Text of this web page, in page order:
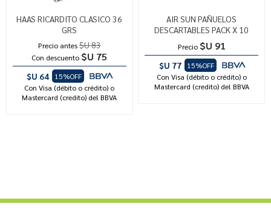
HAAS RICARDITO CLASICO 36
GRS
Precio antes$U 83
Con descuento $U 75
$U 64
15%OFF
Con Visa (débito o crédito) o
Mastercard (credito) del BBVA
AIR SUN PAÑUELOS
DESCARTABLES PACK X 10
Precio $U 91
$U 77
15%OFF
Con Visa (débito o crédito) o
Mastercard (credito) del BBVA